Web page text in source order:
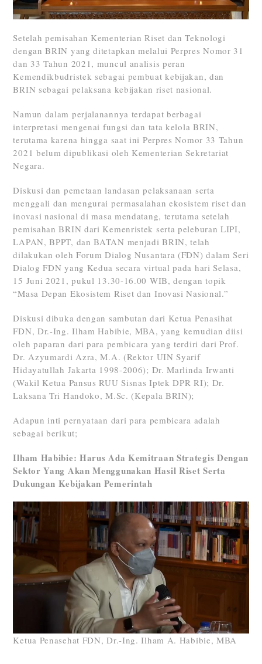
Setelah pemisahan Kementerian Riset dan Teknologi
dengan BRIN yang ditetapkan melalui Perpres Nomor 31
dan 33 Tahun 2021, muncul analisis peran
Kemendikbudristek sebagai pembuat kebijakan, dan
BRIN sebagai pelaksana kebijakan riset nasional.
Namun dalam perjalanannya terdapat berbagai
interpretasi mengenai fungsi dan tata kelola BRIN,
terutama karena hingga saat ini Perpres Nomor 33 Tahun
2021 belum dipublikasi oleh Kementerian Sekretariat
Negara.
Diskusi dan pemetaan landasan pelaksanaan serta
menggali dan mengurai permasalahan ekosistem riset dan
inovasi nasional di masa mendatang, terutama setelah
pemisahan BRIN dari Kemenristek serta peleburan LIPI,
LAPAN, BPPT, dan BATAN menjadi BRIN, telah
dilakukan oleh Forum Dialog Nusantara (FDN) dalam Seri
Dialog FDN yang Kedua secara virtual pada hari Selasa,
15 Juni 2021, pukul 13.30-16.00 WIB, dengan topik
“Masa Depan Ekosistem Riset dan Inovasi Nasional.”
Diskusi dibuka dengan sambutan dari Ketua Penasihat
FDN, Dr.-Ing. Ilham Habibie, MBA, yang kemudian diisi
oleh paparan dari para pembicara yang terdiri dari Prof.
Dr. Azyumardi Azra, M.A. (Rektor UIN Syarif
Hidayatullah Jakarta 1998-2006); Dr. Marlinda Irwanti
(Wakil Ketua Pansus RUU Sisnas Iptek DPR RI); Dr.
Laksana Tri Handoko, M.Sc. (Kepala BRIN);
Adapun inti pernyataan dari para pembicara adalah
sebagai berikut;
Ilham Habibie: Harus Ada Kemitraan Strategis Dengan
Sektor Yang Akan Menggunakan Hasil Riset Serta
Dukungan Kebijakan Pemerintah
Ketua Penasehat FDN, Dr.-Ing. Ilham A. Habibie, MBA